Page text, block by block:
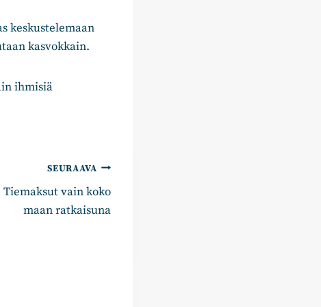
keskustelemaan
kasvokkain.
ihmisiä
SEURAAVA
vain koko
maan ratkaisuna